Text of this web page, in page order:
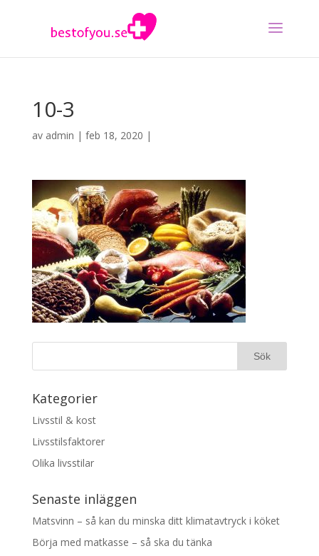
10-3
av admin | feb 18, 2020 |
Kategorier
Livsstil & kost
Livsstilsfaktorer
Olika livsstilar
Senaste inläggen
Matsvinn – så kan du minska ditt klimatavtryck i köket
Börja med matkasse – så ska du tänka